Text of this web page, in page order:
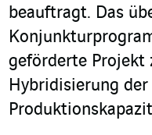
beauftragt. Das
geförderte Projekt
Hybridisierung der